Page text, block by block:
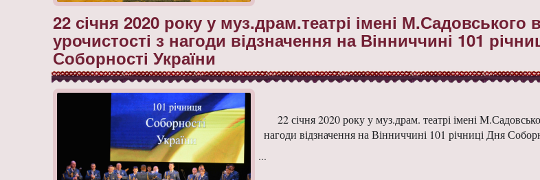
22 січня 2020 року у муз.драм.театрі імені М.Садовського
урочистості з нагоди відзначення на Вінниччині 101
Соборності України
22 січня 2020 року у муз.драм. театрі імені
нагоди відзначення на Вінниччині 101 річниці Дня
...